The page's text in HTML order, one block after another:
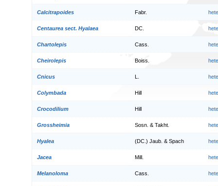
Calcitrapoides Fabr.
Centaurea sect. Hyalaea DC.
Chartolepis Cass.
Cheirolepis Boiss.
Cnicus
Colymbada Hill
Crocodilium Hill
Grossheimia Sosn. & Takht.
Hyalea (DC.) Jaub. & Spach
Jacea Mill.
Melanoloma Cass.